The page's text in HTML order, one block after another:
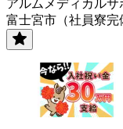
アルムメディカル
富士宮市（社員寮完